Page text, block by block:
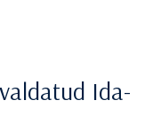
Ida-